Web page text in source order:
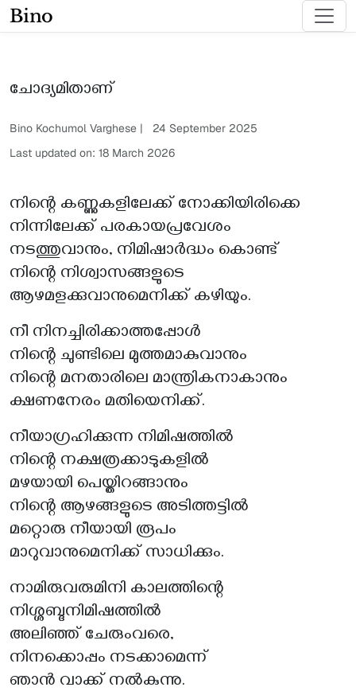
Bino
ചോദ്യമിതാണ്
Bino Kochumol Varghese | 24 September 2025
Last updated on: 18 March 2026
നിന്റെ കണ്ണുകളിലേക്ക് നോക്കിയിരിക്കെ
നിന്നിലേക്ക് പരകായപ്രവേശം
നടത്തുവാനും, നിമിഷാർദ്ധം കൊണ്ട്
നിന്റെ നിശ്വാസങ്ങളുടെ
ആഴമളക്കുവാനുമെനിക്ക് കഴിയും.
നീ നിനച്ചിരിക്കാത്തപ്പോൾ
നിന്റെ ചുണ്ടിലെ മുത്തമാകുവാനും
നിന്റെ മനതാരിലെ മാന്ത്രികനാകാനും
ക്ഷണനേരം മതിയെനിക്ക്.
നീയാഗ്രഹിക്കുന്ന നിമിഷത്തിൽ
നിന്റെ നക്ഷത്രക്കാടുകളിൽ
മഴയായി പെയ്തിറങ്ങാനും
നിന്റെ ആഴങ്ങളുടെ അടിത്തട്ടിൽ
മറ്റൊരു നീയായി രൂപം
മാറുവാനുമെനിക്ക് സാധിക്കും.
നാമിരുവരുമിനി കാലത്തിന്റെ
നിശ്ശബ്ദനിമിഷത്തിൽ
അലിഞ്ഞ് ചേരുംവരെ,
നിനക്കൊപ്പം നടക്കാമെന്ന്
ഞാൻ വാക്ക് നൽകുന്നു.